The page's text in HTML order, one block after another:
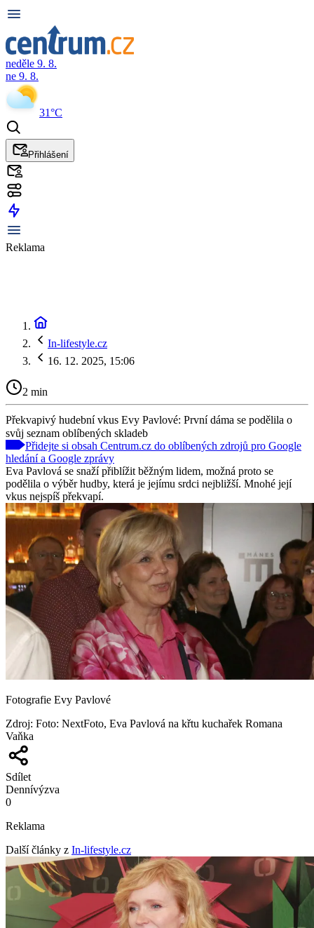
neděle 9. 8.
ne 9. 8.
31°C
Přihlášení
Reklama
In-lifestyle.cz
16. 12. 2025, 15:06
2 min
Překvapivý hudební vkus Evy Pavlové: První dáma se podělila o
svůj seznam oblíbených skladeb
Přidejte si obsah Centrum.cz do oblíbených zdrojů pro Google
hledání a Google zprávy
Eva Pavlová se snaží přiblížit běžným lidem, možná proto se
podělila o výběr hudby, která je jejímu srdci nejbližší. Mnohé její
vkus nejspíš překvapí.
Fotografie Evy Pavlové
Zdroj: Foto: NextFoto, Eva Pavlová na křtu kuchařek Romana
Vaňka
Sdílet
Dennívýzva
0
Reklama
Další články z In-lifestyle.cz